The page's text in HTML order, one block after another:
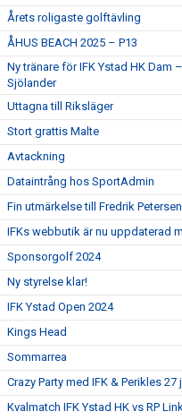
Årets roligaste golftävling
ÅHUS BEACH 2025 – P13
Ny tränare för IFK Ystad HK Dam
Sjölander
Uttagna till Riksläger
Stort grattis Malte
Avtackning
Dataintrång hos SportAdmin
Fin utmärkelse till Fredrik Petersen
IFKs webbutik är nu uppdaterad
Sponsorgolf 2024
Ny styrelse klar!
IFK Ystad Open 2024
Kings Head
Sommarrea
Crazy Party med IFK & Perikles 27
Kvalmatch IFK Ystad HK vs RP